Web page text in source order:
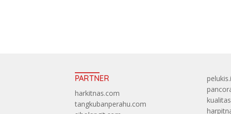
PARTNER
harkitnas.com
tangkubanperahu.com